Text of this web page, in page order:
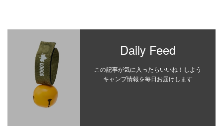
Daily Feed
この記事が気に入ったらいいね！しよう
キャンプ情報を毎日お届けします